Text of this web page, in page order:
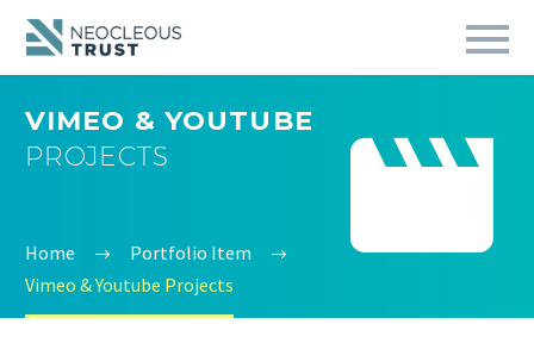


VIMEO & YOUTUBE
PROJECTS
Home
Portfolio Item
Vimeo & Youtube Projects